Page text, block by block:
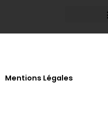
Mentions Légales